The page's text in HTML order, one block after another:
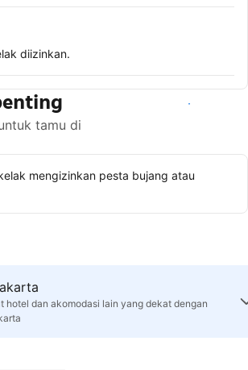
diizinkan.
tamu di
Lihat ketersediaan
mengizinkan pesta bujang atau
hotel dan akomodasi lain yang dekat dengan